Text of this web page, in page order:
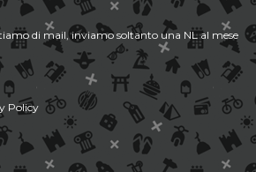
di mail, inviamo soltanto una NL al mese
Policy